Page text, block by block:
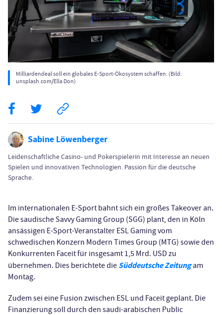
Milliardendeal soll ein globales E-Sport-Ökosystem schaffen. (Bild:
unsplash.com/Ella Don)
Sabine Löwenberger
Leidenschaftliche Casino- und Pokerspielerin mit Interesse an neuen
Spielen und innovativen Technologien. Passion für die deutsche
Sprache.
Im internationalen E-Sport bahnt sich ein großes Takeover an.
Die saudische Savvy Gaming Group (SGG) plant, den in Köln
ansässigen E-Sport-Veranstalter ESL Gaming vom
schwedischen Konzern Modern Times Group (MTG) sowie den
Konkurrenten Faceit für insgesamt 1,5 Mrd. USD zu
übernehmen. Dies berichtete die Süddeutsche Zeitungam
Montag.
Zudem sei eine Fusion zwischen ESL und Faceit geplant. Die
Finanzierung soll durch den saudi-arabischen Public